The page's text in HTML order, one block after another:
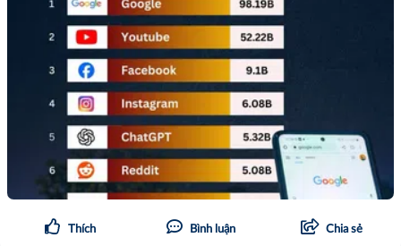
Thích Bình luận Chia sẻ